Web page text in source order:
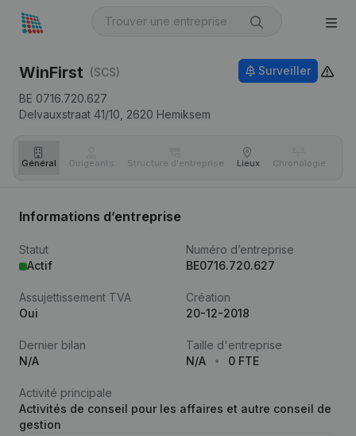
WinFirst (SCS)
BE 0716.720.627
Delvauxstraat 41/10, 2620 Hemiksem
Surveiller
Général Dirigeants Structure d'entreprise Lieux Chronologie
Informations d’entreprise
Statut
Actif
Numéro d’entreprise
BE0716.720.627
Assujettissement TVA
Oui
Création
20-12-2018
Dernier bilan
N/A
Taille d'entreprise
N/A
0 FTE
Activité principale
Activités de conseil pour les affaires et autre conseil de
gestion